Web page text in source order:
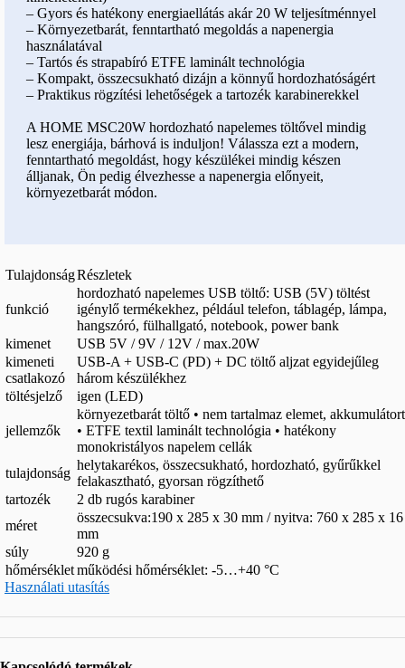
– Gyors és hatékony energiaellátás akár 20 W teljesítménnyel
– Környezetbarát, fenntartható megoldás a napenergia
használatával
– Tartós és strapabíró ETFE laminált technológia
– Kompakt, összecsukható dizájn a könnyű hordozhatóságért
– Praktikus rögzítési lehetőségek a tartozék karabinerekkel
A HOME MSC20W hordozható napelemes töltővel mindig
lesz energiája, bárhová is induljon! Válassza ezt a modern,
fenntartható megoldást, hogy készülékei mindig készen
álljanak, Ön pedig élvezhesse a napenergia előnyeit,
környezetbarát módon.
TulajdonságRészletek
funkció
hordozható napelemes USB töltő: USB (5V) töltést
igénylő termékekhez, például telefon, táblagép, lámpa,
hangszóró, fülhallgató, notebook, power bank
kimenet
USB 5V / 9V / 12V / max.20W
kimeneti
csatlakozó
USB-A + USB-C (PD) + DC töltő aljzat egyidejűleg
három készülékhez
töltésjelző
igen (LED)
jellemzők
környezetbarát töltő • nem tartalmaz elemet, akkumulátort
• ETFE textil laminált technológia • hatékony
monokristályos napelem cellák
tulajdonság
helytakarékos, összecsukható, hordozható, gyűrűkkel
felakasztható, gyorsan rögzíthető
tartozék
2 db rugós karabiner
méret
összecsukva:190 x 285 x 30 mm / nyitva: 760 x 285 x 16
mm
súly
920 g
hőmérsékletműködési hőmérséklet: -5…+40 °C
Használati utasítás